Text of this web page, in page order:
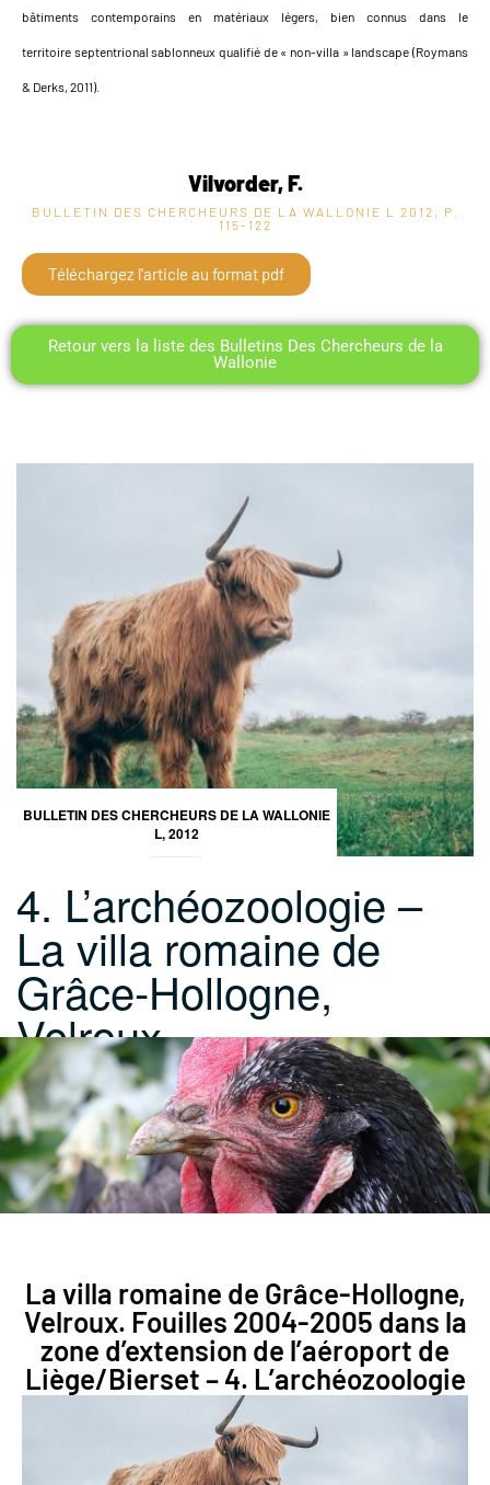
bâtiments contemporains en matériaux légers, bien connus dans le
territoire septentrional sablonneux qualifié de « non-villa » landscape (Roymans
& Derks, 2011).
Vilvorder, F.
BULLETIN DES CHERCHEURS DE LA WALLONIE L
2012, P.
115-122
Téléchargez l'article au format pdf
Retour vers la liste des Bulletins Des Chercheurs de la
Wallonie
BULLETIN DES CHERCHEURS DE LA WALLONIE
L, 2012
4. L’archéozoologie –
La villa romaine de
Grâce-Hollogne,
Velroux.…
La villa romaine de Grâce-Hollogne,
Velroux. Fouilles 2004-2005 dans la
zone d’extension de l’aéroport de
Liège/Bierset – 4. L’archéozoologie